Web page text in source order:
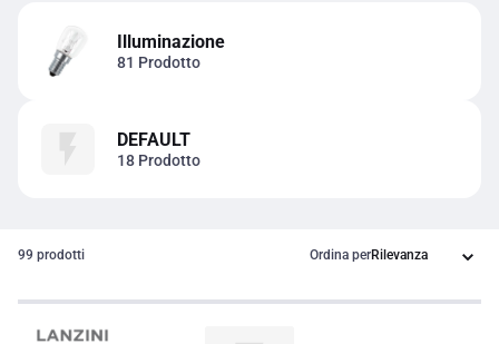
Illuminazione
81 Prodotto
DEFAULT
18 Prodotto
99 prodotti Ordina per